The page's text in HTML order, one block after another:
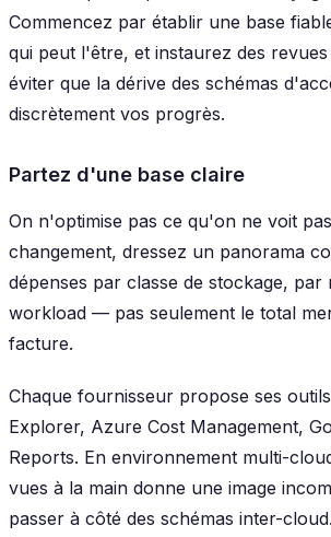
Commencez par établir une base
qui peut l'être, et instaurez des
éviter que la dérive des schémas
discrètement vos progrès.
Partez d'une base claire
On n'optimise pas ce qu'on ne voit
changement, dressez un panorama
dépenses par classe de stockage, par
workload — pas seulement le total
facture.
Chaque fournisseur propose ses
Explorer, Azure Cost Management,
Reports. En environnement multi-
vues à la main donne une image
passer à côté des schémas inter-